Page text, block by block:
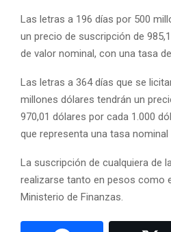
Las letras a 196 días por 500
un precio de suscripción de
de valor nominal, con una tasa de
Las letras a 364 días que se
millones dólares tendrán un
970,01 dólares por cada 1.000
que representa una tasa nominal
La suscripción de cualquiera de
realizarse tanto en pesos como
Ministerio de Finanzas.